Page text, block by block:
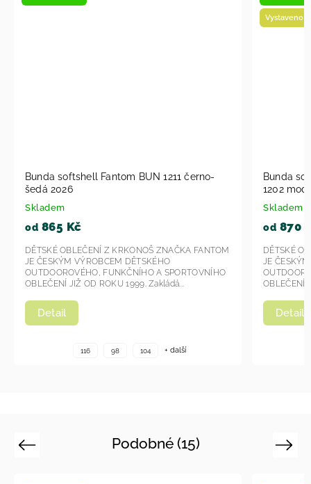
Bunda softshell Fantom dvoubarevná BUN
1202 modro-modrý melír 2026
Skladem
od870 Kč
Detail
DĚTSKÉ OBLEČENÍ Z KRKONOŠ ZNAČKA FANTOM
JE ČESKÝM VÝROBCEM DĚTSKÉHO
OUTDOOROVÉHO, FUNKČNÍHO A SPORTOVNÍHO
OBLEČENÍ JIŽ OD ROKU 1999. Zakládá si...
+ další
Bunda
modrá
od
DĚTSKÉ
JE
Podobné (15)
Previous Next